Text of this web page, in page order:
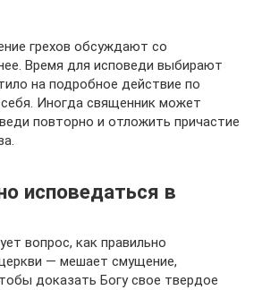
грехов обсуждают со
Время для исповеди выбирают
на подробное действие по
Иногда священник может
повторно и отложить причастие
исповедаться в
вопрос, как правильно
— мешает смущение,
доказать Богу свое твердое